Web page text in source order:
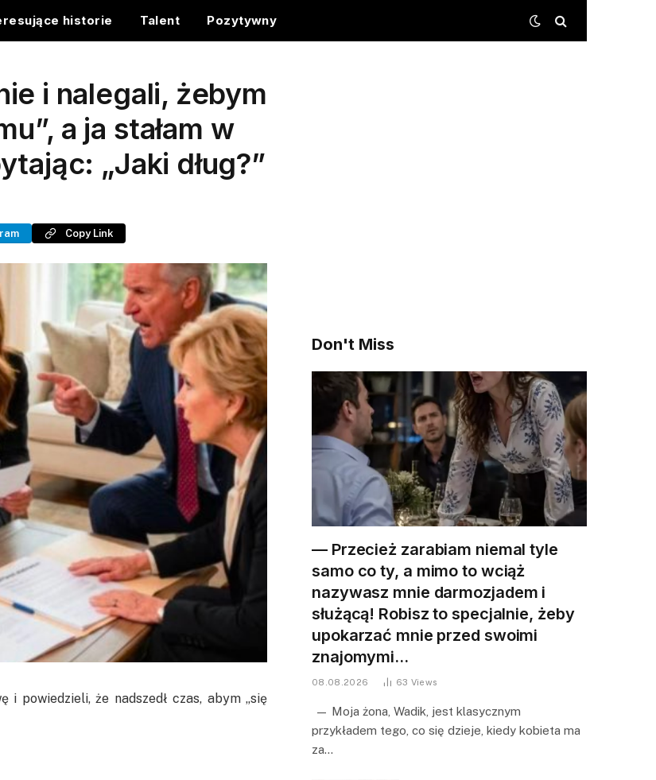
historie Talent Pozytywny
i nalegali, żebym
a ja stałam w
„Jaki dług?”
Copy Link
powiedzieli, że nadszedł czas, abym „się
Don't Miss
— Przecież zarabiam niemal tyle
samo co ty, a mimo to wciąż
nazywasz mnie darmozjadem i
służącą! Robisz to specjalnie, żeby
upokarzać mnie przed swoimi
znajomymi…
08.08.2026 63 Views
— Moja żona, Wadik, jest klasycznym
przykładem tego, co się dzieje, kiedy kobieta ma
za…